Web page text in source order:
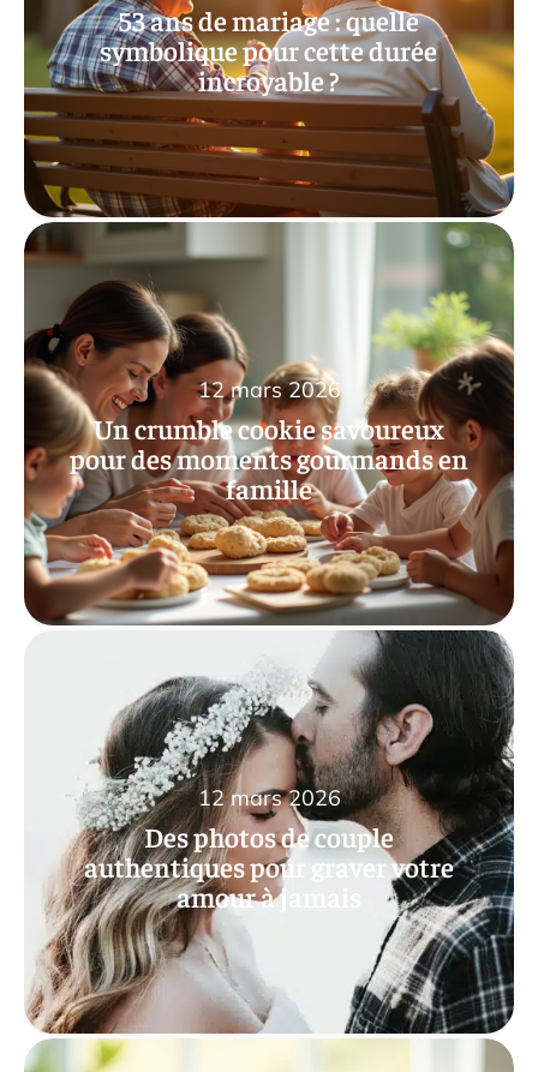
53 ans de mariage : quelle
symbolique pour cette durée
incroyable ?
Un crumble cookie savoureux
pour des moments gourmands en
famille
12 mars 2026
Des photos de couple
authentiques pour graver votre
amour à jamais
12 mars 2026